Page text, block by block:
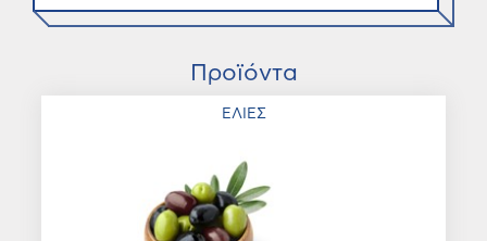
Προϊόντα
ΕΛΙΕΣ